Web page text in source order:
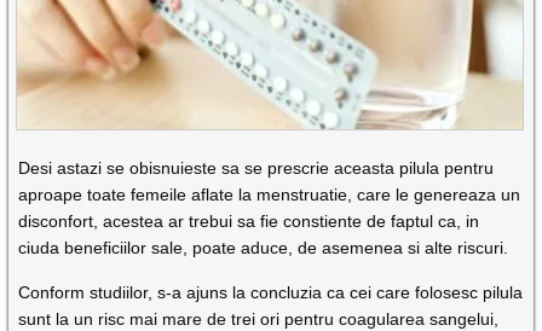
Desi astazi se obisnuieste sa se prescrie aceasta pilula pentru
aproape toate femeile aflate la menstruatie, care le genereaza un
disconfort, acestea ar trebui sa fie constiente de faptul ca, in
ciuda beneficiilor sale, poate aduce, de asemenea si alte riscuri.
Conform studiilor, s-a ajuns la concluzia ca cei care folosesc pilula
sunt la un risc mai mare de trei ori pentru coagularea sangelui,